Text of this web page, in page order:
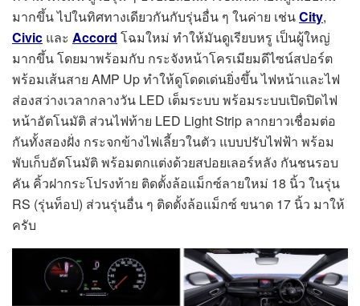
มากขึ้น ไปในทิศทางเดียวกันกับรุ่นอื่น ๆ ในค่าย เช่นCity,
Civic และ Accord โฉมใหม่ ทำให้มันดูเรียบหรู เป็นผู้ใหญ่
มากขึ้น โดยมาพร้อมกับ กระจังหน้าโครเมียมดีไซน์สปอร์ต
พร้อมเส้นสาย AMP Up ทำให้ดูโดดเด่นยิ่งขึ้น ไฟหน้าและไฟ
ส่องสว่างเวลากลางวัน LED เต็มระบบ พร้อมระบบเปิดปิดไฟ
หน้าอัตโนมัติ ส่วนไฟท้าย LED Light Strip ลากยาวเชื่อมต่อ
กันทั้งสองฝั่ง กระจกข้างไฟเลี้ยวในตัว แบบปรับไฟฟ้า พร้อม
พับเก็บอัตโนมัติ พร้อมตกแต่งด้วยสปอยเลอร์หลัง กันชนรอบ
คัน คิ้วฝากระโปรงท้าย ติดตั้งล้อแม็กซ์ลายใหม่ 18 นิ้ว ในรุ่น
RS (รุ่นท็อป) ส่วนรุ่นอื่น ๆ ติดตั้งล้อแม็กซ์ ขนาด 17 นิ้ว มาให้
ครับ